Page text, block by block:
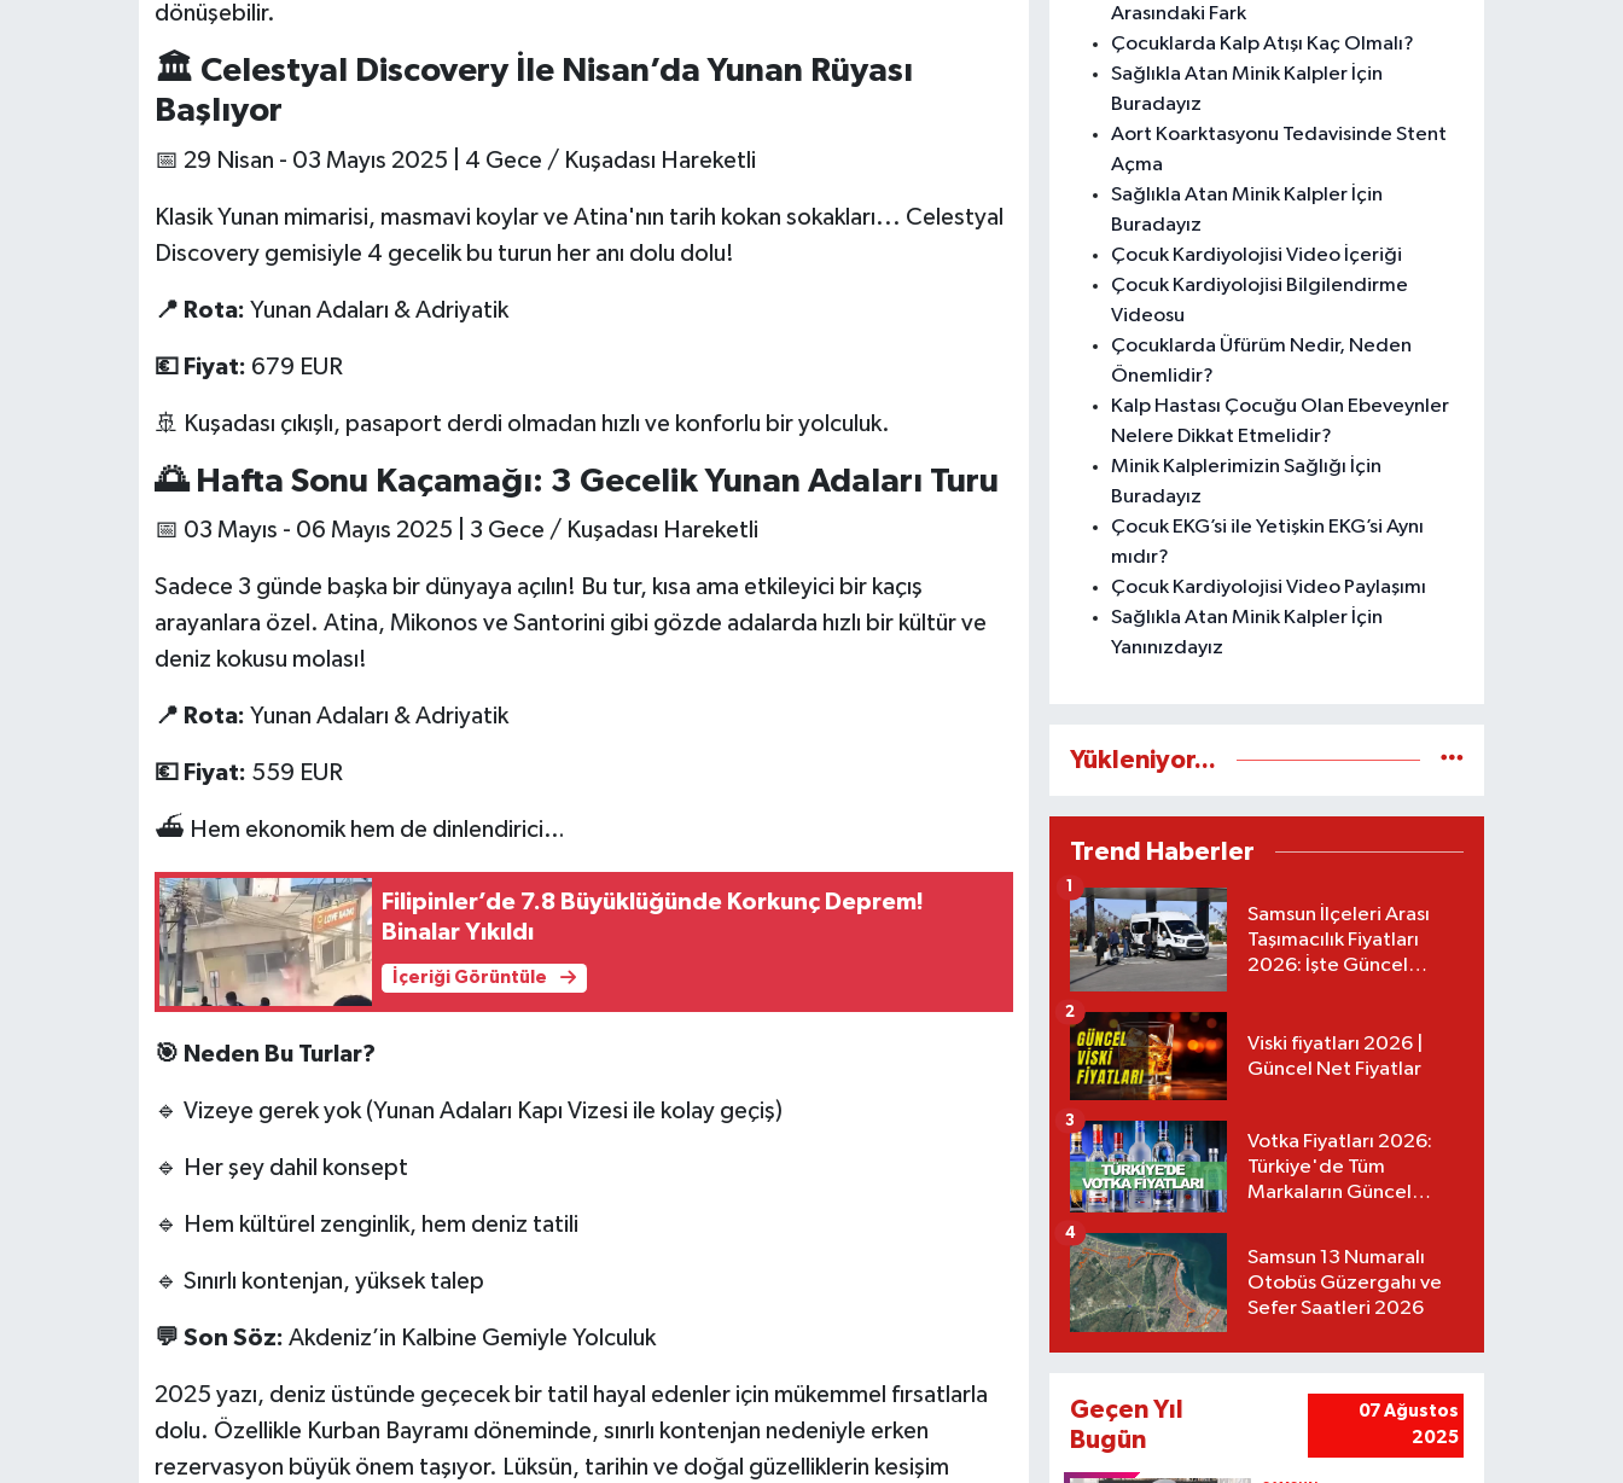
dönüşebilir.
🏛️ Celestyal Discovery İle Nisan’da Yunan Rüyası
Başlıyor
📅 29 Nisan - 03 Mayıs 2025 | 4 Gece / Kuşadası Hareketli
Klasik Yunan mimarisi, masmavi koylar ve Atina'nın tarih kokan sokakları... Celestyal
Discovery gemisiyle 4 gecelik bu turun her anı dolu dolu!
📍 Rota: Yunan Adaları & Adriyatik
💶 Fiyat: 679 EUR
🚢 Kuşadası çıkışlı, pasaport derdi olmadan hızlı ve konforlu bir yolculuk.
🌅 Hafta Sonu Kaçamağı: 3 Gecelik Yunan Adaları Turu
📅 03 Mayıs - 06 Mayıs 2025 | 3 Gece / Kuşadası Hareketli
Sadece 3 günde başka bir dünyaya açılın! Bu tur, kısa ama etkileyici bir kaçış
arayanlara özel. Atina, Mikonos ve Santorini gibi gözde adalarda hızlı bir kültür ve
deniz kokusu molası!
📍 Rota: Yunan Adaları & Adriyatik
💶 Fiyat: 559 EUR
⛴️ Hem ekonomik hem de dinlendirici…
Filipinler’de 7.8 Büyüklüğünde Korkunç Deprem!
Binalar Yıkıldı
İçeriği Görüntüle
🎯 Neden Bu Turlar?
🔹 Vizeye gerek yok (Yunan Adaları Kapı Vizesi ile kolay geçiş)
🔹 Her şey dahil konsept
🔹 Hem kültürel zenginlik, hem deniz tatili
🔹 Sınırlı kontenjan, yüksek talep
💬 Son Söz: Akdeniz’in Kalbine Gemiyle Yolculuk
2025 yazı, deniz üstünde geçecek bir tatil hayal edenler için mükemmel fırsatlarla
dolu. Özellikle Kurban Bayramı döneminde, sınırlı kontenjan nedeniyle erken
rezervasyon büyük önem taşıyor. Lüksün, tarihin ve doğal güzelliklerin kesişim
Arasındaki Fark
Çocuklarda Kalp Atışı Kaç Olmalı?
Sağlıkla Atan Minik Kalpler İçin
Buradayız
Aort Koarktasyonu Tedavisinde Stent
Açma
Sağlıkla Atan Minik Kalpler İçin
Buradayız
Çocuk Kardiyolojisi Video İçeriği
Çocuk Kardiyolojisi Bilgilendirme
Videosu
Çocuklarda Üfürüm Nedir, Neden
Önemlidir?
Kalp Hastası Çocuğu Olan Ebeveynler
Nelere Dikkat Etmelidir?
Minik Kalplerimizin Sağlığı İçin
Buradayız
Çocuk EKG’si ile Yetişkin EKG’si Aynı
mıdır?
Çocuk Kardiyolojisi Video Paylaşımı
Sağlıkla Atan Minik Kalpler İçin
Yanınızdayız
Yükleniyor...
Trend Haberler
Samsun İlçeleri Arası
Taşımacılık Fiyatları
2026: İşte Güncel
1
Viski fiyatları 2026 |
Güncel Net Fiyatlar
2
Votka Fiyatları 2026:
Türkiye'de Tüm
Markaların Güncel
3
Samsun 13 Numaralı
Otobüs Güzergahı ve
Sefer Saatleri 2026
4
Geçen Yıl
Bugün
07 Ağustos
2025